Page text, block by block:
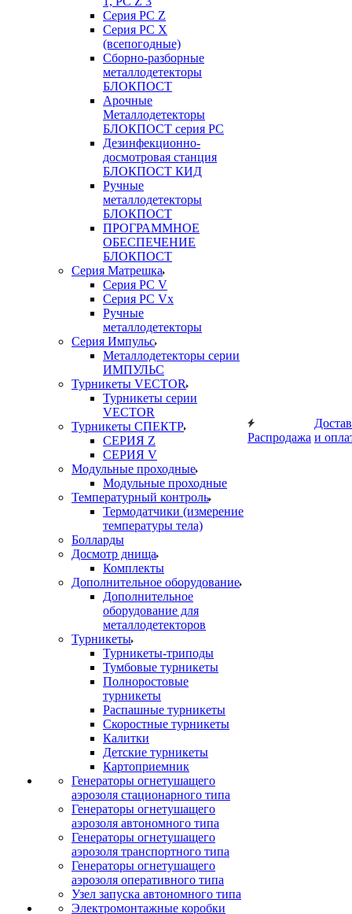
Серия РС Z
Серия РС X
(всепогодные)
Сборно-разборные
металлодетекторы
БЛОКПОСТ
Арочные
Металлодетекторы
БЛОКПОСТ серия РС
Дезинфекционно-
досмотровая станция
БЛОКПОСТ КИД
Ручные
металлодетекторы
БЛОКПОСТ
ПРОГРАММНОЕ
ОБЕСПЕЧЕНИЕ
БЛОКПОСТ
Серия Матрешка
Серия PC V
Серия PC Vx
Ручные
металлодетекторы
Серия Импульс
Металлодетекторы серии
ИМПУЛЬС
Турникеты VECTOR
Турникеты серии
VECTOR
Турникеты СПЕКТР
СЕРИЯ Z
СЕРИЯ V
Модульные проходные
Модульные проходные
Температурный контроль
Термодатчики (измерение
температуры тела)
Болларды
Досмотр днища
Комплекты
Дополнительное оборудование
Дополнительное
оборудование для
металлодетекторов
Турникеты
Турникеты-триподы
Тумбовые турникеты
Полноростовые
турникеты
Распашные турникеты
Скоростные турникеты
Калитки
Детские турникеты
Картоприемник
Генераторы огнетушащего
аэрозоля стационарного типа
Генераторы огнетушащего
аэрозоля автономного типа
Генераторы огнетушащего
аэрозоля транспортного типа
Генераторы огнетушащего
аэрозоля оперативного типа
Узел запуска автономного типа
Электромонтажные коробки
Распродажа и